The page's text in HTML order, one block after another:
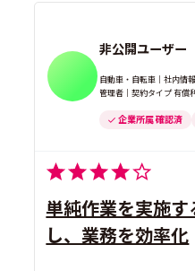
非公開ユーザー
自動車・自転車｜社内情
管理者｜契約タイプ 有償
企業所属 確認済
単純作業を実施
し、業務を効率化